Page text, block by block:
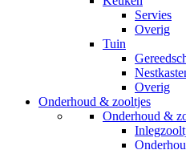
Servies
Overig
Tuin
Overig
Onderhoud & zooltjes
Onderhoud &